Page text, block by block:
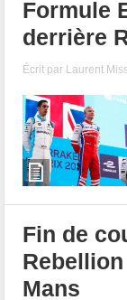
Formule
derrière
Écrit par Laurent
Fin de
Mans